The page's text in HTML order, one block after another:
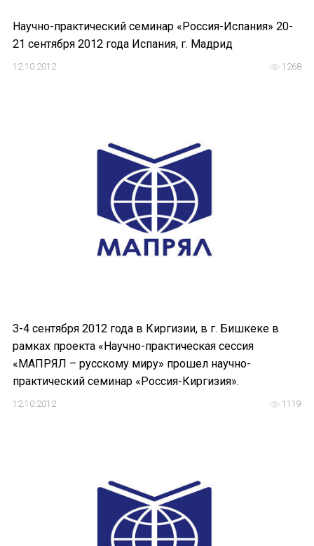
Научно-практический семинар «Россия-Испания» 20-
21 сентября 2012 года Испания, г. Мадрид
1268
12.10.2012
3-4 сентября 2012 года в Киргизии, в г. Бишкеке в
рамках проекта «Научно-практическая сессия
«МАПРЯЛ – русскому миру» прошел научно-
практический семинар «Россия-Киргизия».
1119
12.10.2012
Подписаться